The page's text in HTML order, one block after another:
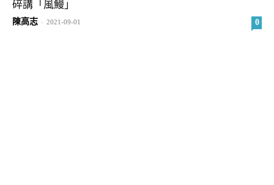
碎講「風鰻」
陳高志 - 2021-09-01 0